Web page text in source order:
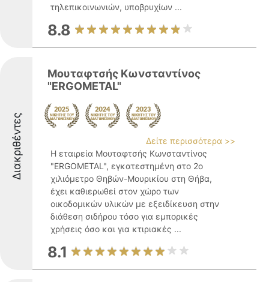
τηλεπικοινωνιών, υποβρυχίων ...
8.8
Διακριθέντες
Μουταφτσής Κωνσταντίνος
"ERGOMETAL"
Δείτε περισσότερα >>
Η εταιρεία Μουταφτσής Κωνσταντίνος
"ERGOMETAL", εγκατεστημένη στο 2ο
χιλιόμετρο Θηβών-Μουρικίου στη Θήβα,
έχει καθιερωθεί στον χώρο των
οικοδομικών υλικών με εξειδίκευση στην
διάθεση σιδήρου τόσο για εμπορικές
χρήσεις όσο και για κτιριακές ...
8.1